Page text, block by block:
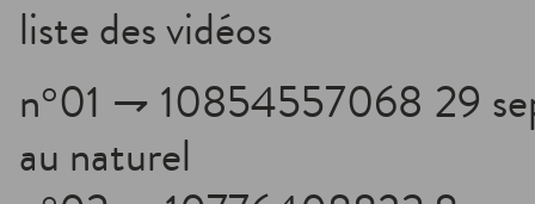
liste des vidéos
n°01 ⇁ 10854557068 29
au naturel